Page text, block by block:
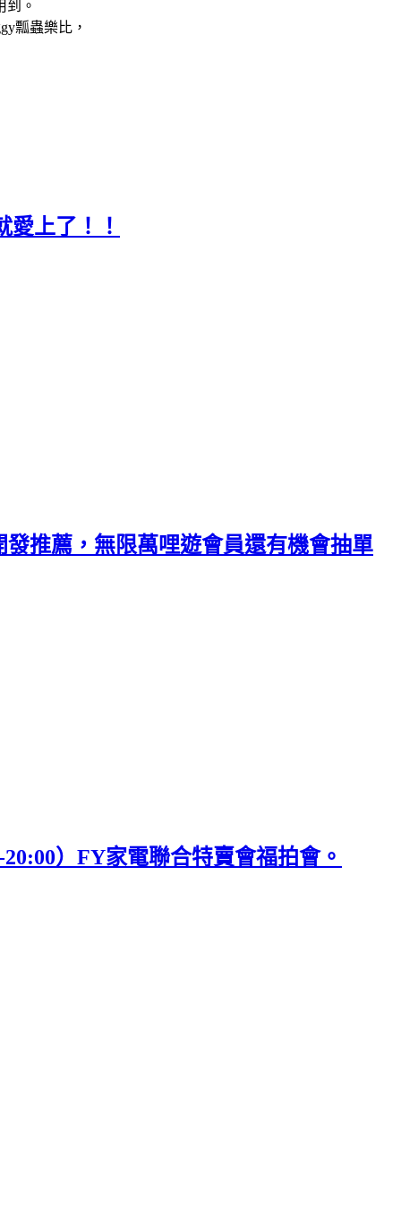
。
瓢蟲樂比，
上了！！
推薦，無限萬哩遊會員還有機會抽單
）FY家電聯合特賣會福拍會。